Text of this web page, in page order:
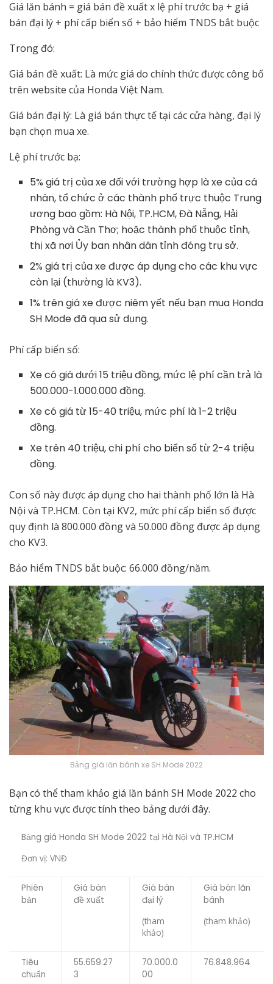
Giá lăn bánh = giá bán đề xuất x lệ phí trước bạ + giá
bán đại lý + phí cấp biển số + bảo hiểm TNDS bắt buộc
Trong đó:
Giá bán đề xuất: Là mức giá do chính thức được công bố
trên website của Honda Việt Nam.
Giá bán đại lý: Là giá bán thực tế tại các cửa hàng, đại lý
bạn chọn mua xe.
Lệ phí trước bạ:
5% giá trị của xe đối với trường hợp là xe của cá
nhân, tổ chức ở các thành phố trực thuộc Trung
ương bao gồm: Hà Nội, TP.HCM, Đà Nẵng, Hải
Phòng và Cần Thơ; hoặc thành phố thuộc tỉnh,
thị xã nơi Ủy ban nhân dân tỉnh đóng trụ sở.
2% giá trị của xe được áp dụng cho các khu vực
còn lại (thường là KV3).
1% trên giá xe được niêm yết nếu bạn mua Honda
SH Mode đã qua sử dụng.
Phí cấp biển số:
Xe có giá dưới 15 triệu đồng, mức lệ phí cần trả là
500.000-1.000.000 đồng.
Xe có giá từ 15-40 triệu, mức phí là 1-2 triệu
đồng.
Xe trên 40 triệu, chi phí cho biển số từ 2-4 triệu
đồng.
Con số này được áp dụng cho hai thành phố lớn là Hà
Nội và TP.HCM. Còn tại KV2, mức phí cấp biển số được
quy định là 800.000 đồng và 50.000 đồng được áp dụng
cho KV3.
Bảo hiểm TNDS bắt buộc: 66.000 đồng/năm.
Bảng giá lăn bánh xe SH Mode 2022
Bạn có thể tham khảo giá lăn bánh SH Mode 2022 cho
từng khu vực được tính theo bảng dưới đây.
Bảng giá Honda SH Mode 2022 tại Hà Nội và TP.HCM
Đơn vị: VNĐ
Phiên
bản
Giá bán
đề xuất
Giá bán
đại lý
(tham
khảo)
Giá bán lăn
bánh
(tham khảo)
Tiêu
chuẩn
55.659.27
3
70.000.0
00
76.848.964